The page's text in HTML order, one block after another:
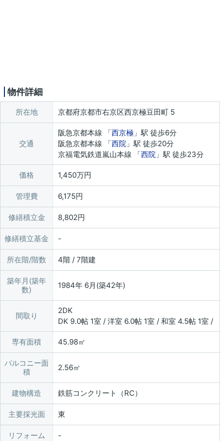
物件詳細
所在地 京都府京都市右京区西京極豆田町 5
交通
阪急京都本線 「西京極 」駅 徒歩6分
阪急京都本線 「西院 」駅 徒歩20分
京福電気鉄道嵐山本線 「西院 」駅 徒歩23分
価格 1,450万円
管理費 6,175円
修繕積立金 8,802円
修繕積立基金
所在階/階数 4階 / 7階建
築年月(築年
数)
1984年 6月(築42年)
間取り
2DK
DK 9.0帖 1室 / 洋室 6.0帖 1室 / 和室 4.5帖 1室 /
専有面積 45.98㎡
バルコニー面
積
2.56㎡
建物構造 鉄筋コンクリート（RC）
主要採光面 東
リフォーム